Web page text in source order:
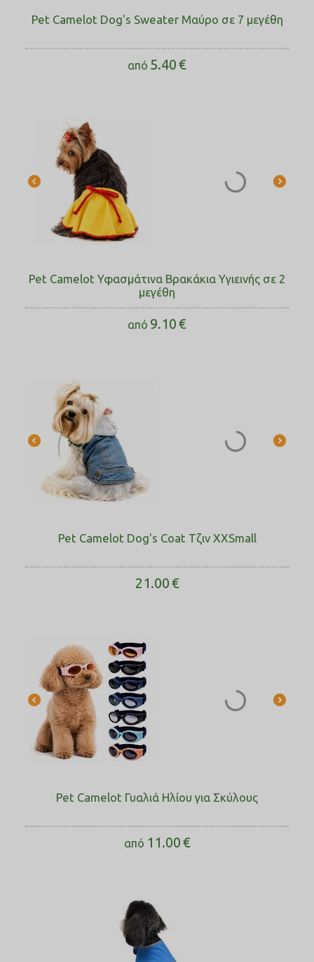
Pet Camelot Dog's Sweater Μαύρο σε 7 μεγέθη
από 5.40€
Pet Camelot Υφασμάτινα Βρακάκια Υγιεινής σε 2
μεγέθη
από 9.10€
Pet Camelot Dog's Coat Τζιν XXSmall
21.00€
Pet Camelot Γυαλιά Ηλίου για Σκύλους
από 11.00€